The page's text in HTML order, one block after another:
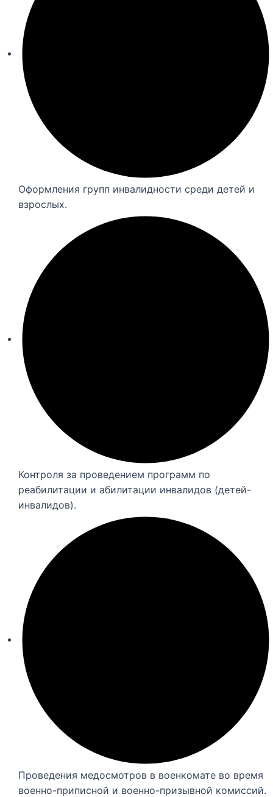
Оформления групп инвалидности среди детей и
взрослых.
Контроля за проведением программ по
реабилитации и абилитации инвалидов (детей-
инвалидов).
Проведения медосмотров в военкомате во время
военно-приписной и военно-призывной комиссий.